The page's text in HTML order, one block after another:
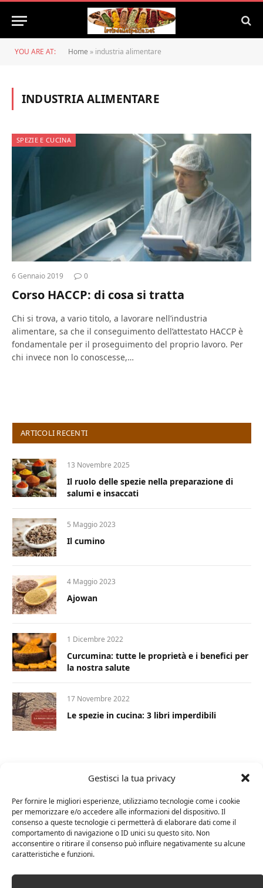
Gestisci la tua privacy
Per fornire le migliori esperienze, utilizziamo tecnologie come i cookie
per memorizzare e/o accedere alle informazioni del dispositivo. Il
consenso a queste tecnologie ci permetterà di elaborare dati come il
comportamento di navigazione o ID unici su questo sito. Non
acconsentire o ritirare il consenso può influire negativamente su alcune
caratteristiche e funzioni.
YOU ARE AT: Home » industria alimentare
INDUSTRIA ALIMENTARE
SPEZIE E CUCINA
6 Gennaio 2019 0
Corso HACCP: di cosa si tratta
Chi si trova, a vario titolo, a lavorare nell’industria
alimentare, sa che il conseguimento dell’attestato HACCP è
fondamentale per il proseguimento del proprio lavoro. Per
chi invece non lo conoscesse,…
ARTICOLI RECENTI
13 Novembre 2025
Il ruolo delle spezie nella preparazione di
salumi e insaccati
5 Maggio 2023
Il cumino
4 Maggio 2023
Ajowan
1 Dicembre 2022
Curcumina: tutte le proprietà e i benefici per
la nostra salute
17 Novembre 2022
Le spezie in cucina: 3 libri imperdibili